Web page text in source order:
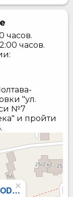
часов.
часов.
"ул.
№7
и пройти
HOLLYWOOD Hostel
×